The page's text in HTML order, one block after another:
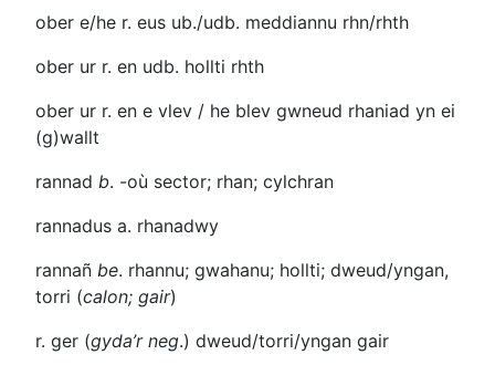
ober e/he r. eus ub./udb. meddiannu rhn/rhth
ober ur r. en udb. hollti rhth
ober ur r. en e vlev / he blev gwneud rhaniad yn ei
(g)wallt
rannad b. -où sector; rhan; cylchran
rannadus a. rhanadwy
rannañ be. rhannu; gwahanu; hollti; dweud/yngan,
torri (calon; gair)
r. ger (gyda’r neg.) dweud/torri/yngan gair